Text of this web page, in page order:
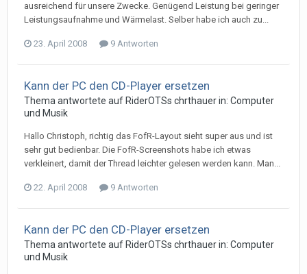
ausreichend für unsere Zwecke. Genügend Leistung bei geringer
Leistungsaufnahme und Wärmelast. Selber habe ich auch zu...
23. April 2008 9 Antworten
Kann der PC den CD-Player ersetzen
Thema antwortete auf RiderOTSs chrthauerin: Computer
und Musik
Hallo Christoph, richtig das FofR-Layout sieht super aus und ist
sehr gut bedienbar. Die FofR-Screenshots habe ich etwas
verkleinert, damit der Thread leichter gelesen werden kann. Man...
22. April 2008 9 Antworten
Kann der PC den CD-Player ersetzen
Thema antwortete auf RiderOTSs chrthauerin: Computer
und Musik